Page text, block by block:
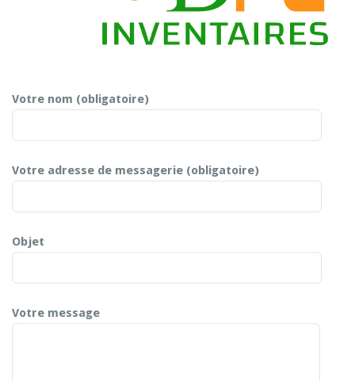
Votre nom (obligatoire)
Votre adresse de messagerie (obligatoire)
Objet
Votre message